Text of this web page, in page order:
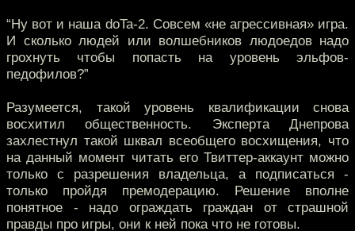
“Ну вот и наша doTa-2. Совсем «не агрессивная» игра.
И сколько людей или волшебников людоедов надо
грохнуть чтобы попасть на уровень эльфов-
педофилов?”
Разумеется, такой уровень квалификации снова
восхитил общественность. Эксперта Днепрова
захлестнул такой шквал всеобщего восхищения, что
на данный момент читать его Твиттер-аккаунт можно
только с разрешения владельца, а подписаться -
только пройдя премодерацию. Решение вполне
понятное - надо ограждать граждан от страшной
правды про игры, они к ней пока что не готовы.